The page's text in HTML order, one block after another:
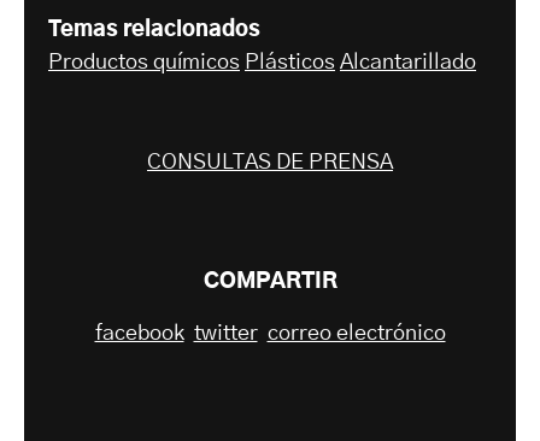
Temas relacionados
Productos químicos Plásticos Alcantarillado
CONSULTAS DE PRENSA
COMPARTIR
facebook twitter correo electrónico